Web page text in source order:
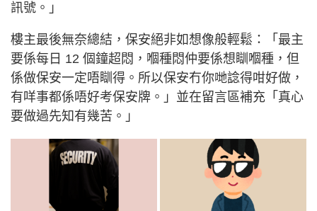
訊號。」
樓主最後無奈總結，保安絕非如想像般輕鬆：「最主
要係每日 12 個鐘超悶，嗰種悶仲要係想瞓嗰種，但
係做保安一定唔瞓得。所以保安冇你哋諗得咁好做，
有咩事都係唔好考保安牌。」並在留言區補充「真心
要做過先知有幾苦。」